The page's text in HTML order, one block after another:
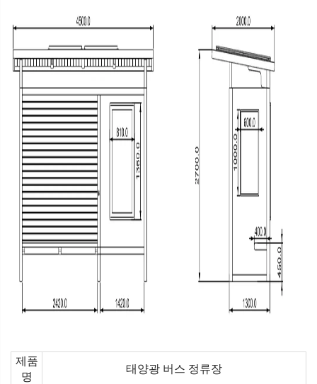
제품
명
태양광 버스 정류장